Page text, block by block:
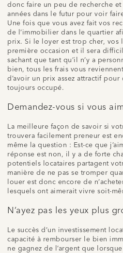
donc faire un peu de recherche
années dans le futur pour voir
Une fois que vous avez fait vos
de l’immobilier dans le quartier
prix. Si le loyer est trop cher, vos
première occasion et il sera
sachant que tant qu’il n’y a
bien, tous les frais vous
d’avoir un prix assez attractif
toujours occupé.
Demandez-vous si vous
La meilleure façon de savoir si
trouvera facilement preneur est
même la question : Est-ce que
réponse est non, il y a de forte
potentiels locataires partagent
manière de ne pas se tromper
louer est donc encore de n’
lesquels ont aimerait vivre soit-
N’ayez pas les yeux plus
Le succès d’un investissement
capacité à rembourser le bien
ne gagnez de l’argent que